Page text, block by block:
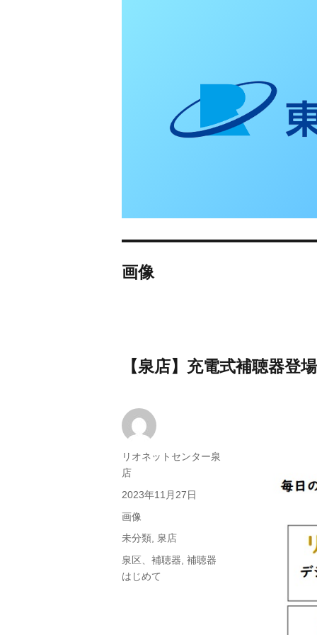
画像
【泉店】充電式補聴器登場
投
稿
者
リオネットセンター泉
店
投
稿
2023年11月27日
フ
ォ
マ
ッ
画像
カ
テ
ゴ
未分類, 泉店
タ
グ
泉区、補聴器 補聴器
はじめて